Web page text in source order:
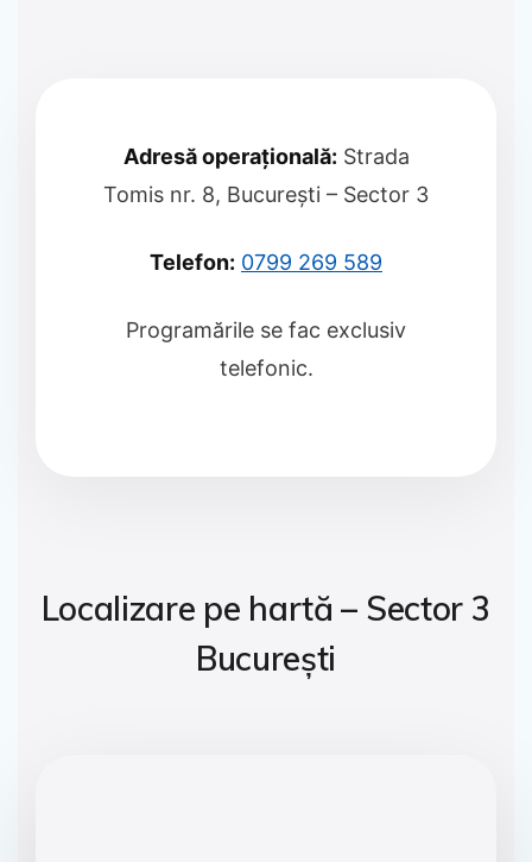
Adresă operațională: Strada
Tomis nr. 8, București – Sector 3
Telefon: 0799 269 589
Programările se fac exclusiv
telefonic.
Localizare pe hartă – Sector 3
București